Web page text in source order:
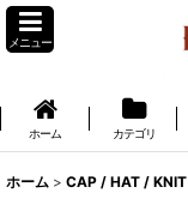
メニュー
ホーム カテゴリ
ホーム > CAP / HAT / KNIT